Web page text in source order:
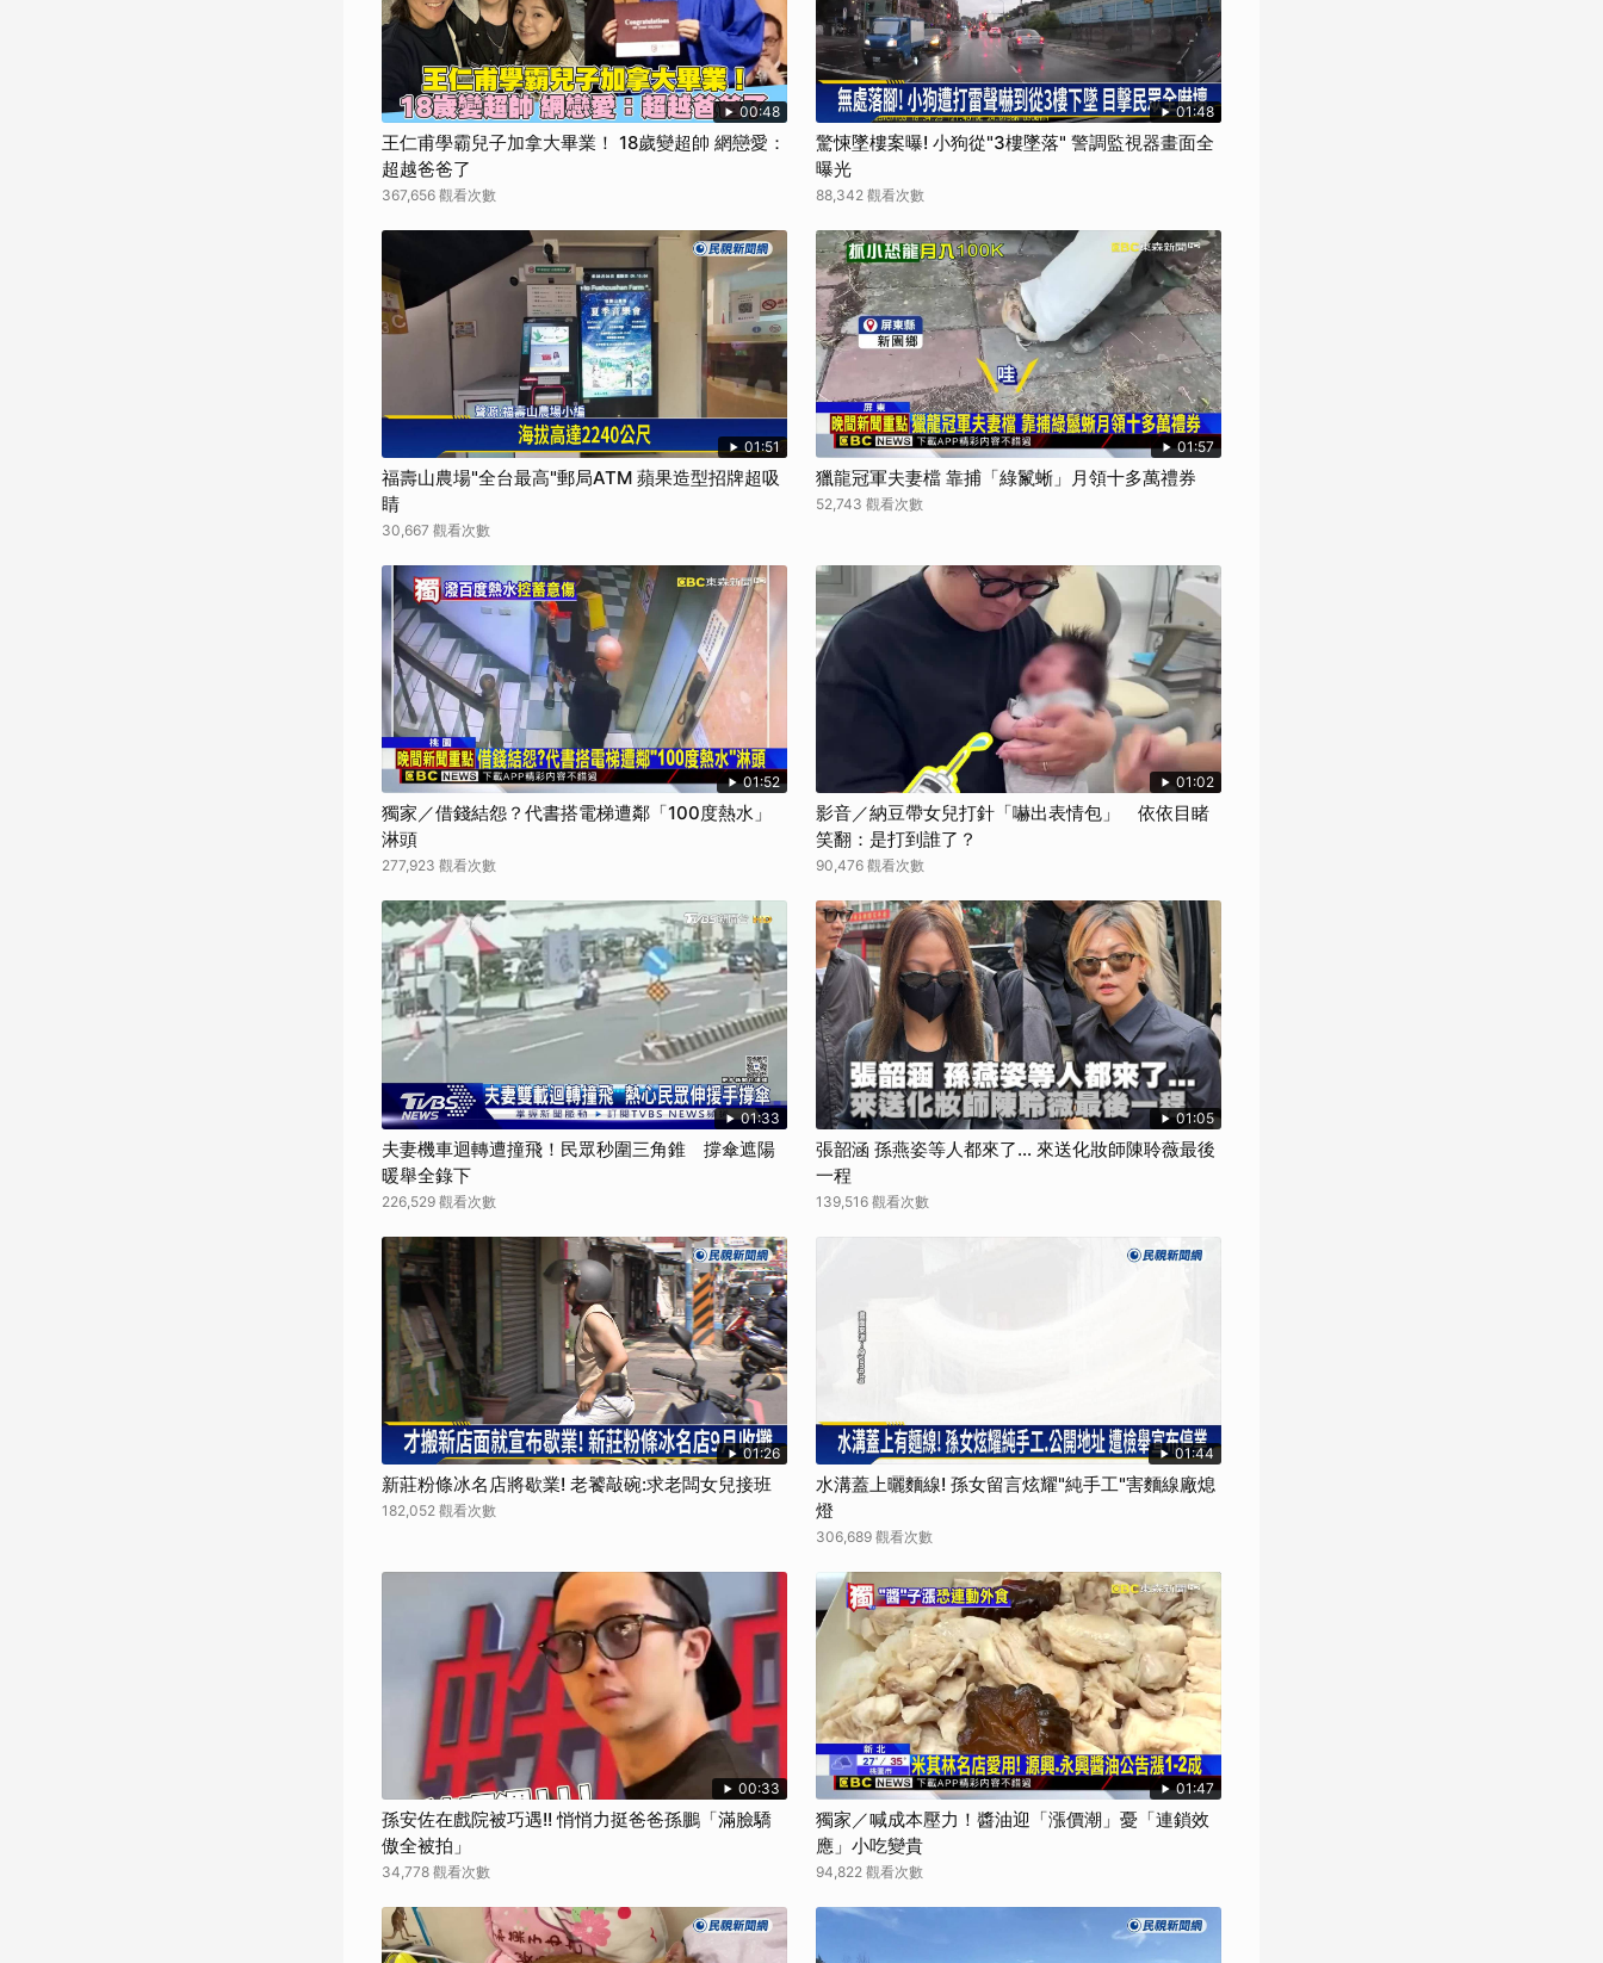
00:48
王仁甫學霸兒子加拿大畢業！ 18歲變超帥 網戀愛：
超越爸爸了
367,656 觀看次數
01:48
驚悚墜樓案曝! 小狗從"3樓墜落" 警調監視器畫面全
曝光
88,342 觀看次數
01:51
福壽山農場"全台最高"郵局ATM 蘋果造型招牌超吸
睛
30,667 觀看次數
01:57
獵龍冠軍夫妻檔 靠捕「綠鬣蜥」月領十多萬禮券
52,743 觀看次數
01:52
獨家／借錢結怨？代書搭電梯遭鄰「100度熱水」
淋頭
277,923 觀看次數
01:02
影音／納豆帶女兒打針「嚇出表情包」 依依目睹
笑翻：是打到誰了？
90,476 觀看次數
01:33
夫妻機車迴轉遭撞飛！民眾秒圍三角錐 撐傘遮陽
暖舉全錄下
226,529 觀看次數
01:05
張韶涵 孫燕姿等人都來了... 來送化妝師陳聆薇最後
一程
139,516 觀看次數
01:26
新莊粉條冰名店將歇業! 老饕敲碗:求老闆女兒接班
182,052 觀看次數
01:44
水溝蓋上曬麵線! 孫女留言炫耀"純手工"害麵線廠熄
燈
306,689 觀看次數
00:33
孫安佐在戲院被巧遇!! 悄悄力挺爸爸孫鵬「滿臉驕
傲全被拍」
34,778 觀看次數
01:47
獨家／喊成本壓力！醬油迎「漲價潮」憂「連鎖效
應」小吃變貴
94,822 觀看次數
取消